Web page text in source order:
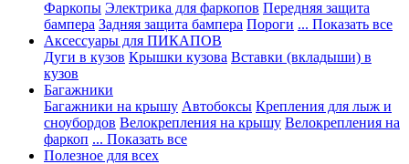
Фаркопы Электрика для фаркопов Передняя защита
бампера Задняя защита бампера Пороги ... Показать все
Аксессуары для ПИКАПОВ
Дуги в кузов Крышки кузова Вставки (вкладыши) в
кузов
Багажники
Багажники на крышу Автобоксы Крепления для лыж и
сноубордов Велокрепления на крышу Велокрепления на
фаркоп ... Показать все
Полезное для всех